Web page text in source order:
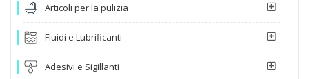
Articoli per la pulizia
Fluidi e Lubrificanti
Adesivi e Sigillanti